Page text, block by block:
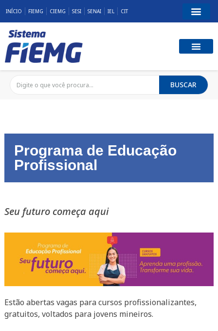
INÍCIO FIEMG CIEMG SESI SENAI IEL CIT
BUSCAR
Programa de Educação
Profissional
Seu futuro começa aqui
Estão abertas vagas para cursos profissionalizantes,
gratuitos, voltados para jovens mineiros.